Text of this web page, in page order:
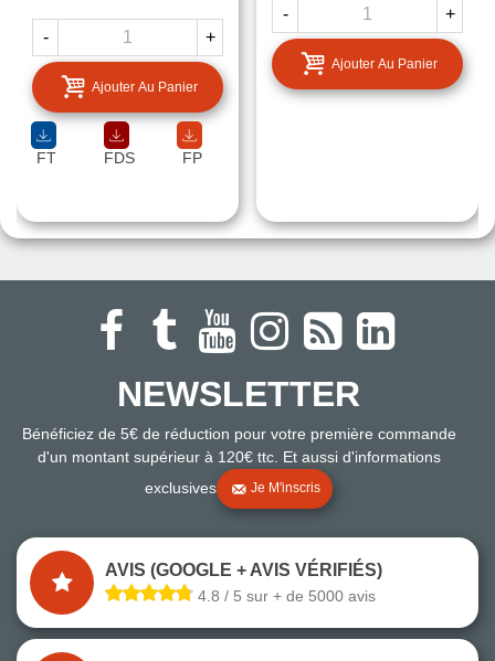
- +
Ajouter Au Panier
FT FDS FP
- +
Ajouter Au Panier
NEWSLETTER
Bénéficiez de 5€ de réduction pour votre première commande
d'un montant supérieur à 120€ ttc. Et aussi d'informations
exclusives
Je M'inscris
AVIS (GOOGLE + AVIS VÉRIFIÉS)
4.8 / 5 sur + de 5000 avis